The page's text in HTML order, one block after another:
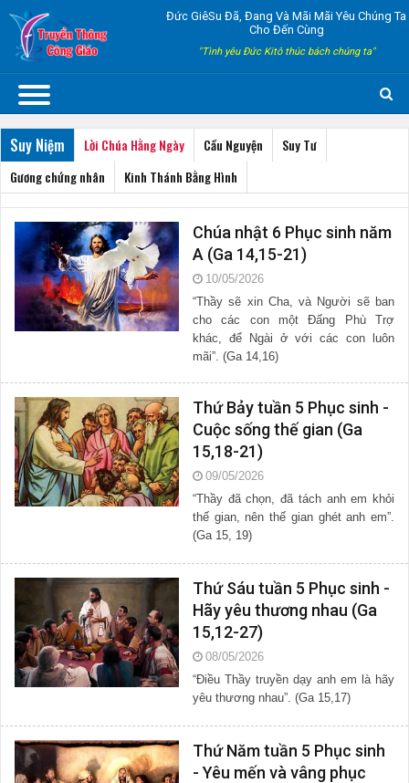
Đức GiêSu Đã, Đang Và Mãi Mãi Yêu Chúng Ta
Cho Đến Cùng
"Tình yêu Đức Kitô thúc bách chúng ta"
Suy Niệm Lời Chúa Hằng Ngày Cầu Nguyện
Suy Tư
Gương chứng nhân
Kinh Thánh Bằng Hình
Chúa nhật 6 Phục sinh năm
A (Ga 14,15-21)
10/05/2026
“Thầy sẽ xin Cha, và Người sẽ ban
cho các con một Đấng Phù Trợ
khác, để Ngài ở với các con luôn
mãi”. (Ga 14,16)
Thứ Bảy tuần 5 Phục sinh -
Cuộc sống thế gian (Ga
15,18-21)
09/05/2026
“Thầy đã chọn, đã tách anh em khỏi
thế gian, nên thế gian ghét anh em”.
(Ga 15, 19)
Thứ Sáu tuần 5 Phục sinh -
Hãy yêu thương nhau (Ga
15,12-27)
08/05/2026
“Điều Thầy truyền dạy anh em là hãy
yêu thương nhau”. (Ga 15,17)
Thứ Năm tuần 5 Phục sinh
- Yêu mến và vâng phục